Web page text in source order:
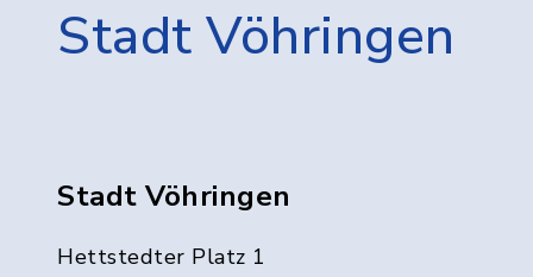
Stadt Vöhringen
Stadt Vöhringen
Hettstedter Platz 1